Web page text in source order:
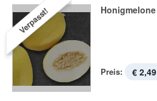
Verpasst! Honigmelone
Preis: € 2,49